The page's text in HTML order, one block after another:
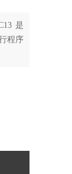
是
程序
的型